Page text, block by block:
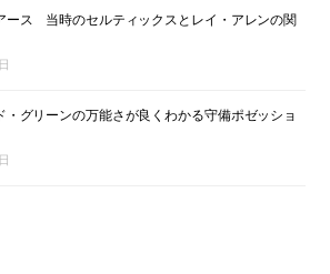
ース 当時のセルティックスとレイ・アレンの関
・グリーンの万能さが良くわかる守備ポゼッショ